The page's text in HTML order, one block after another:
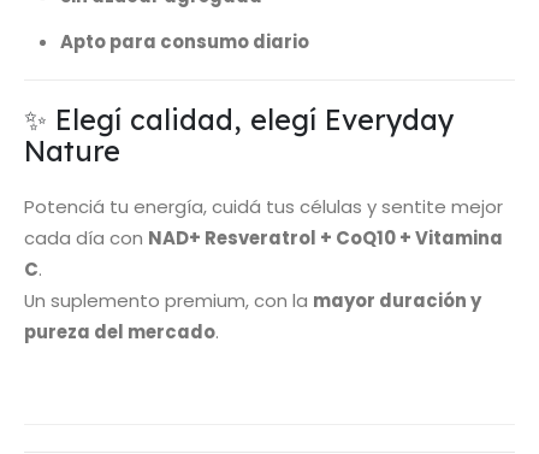
Apto para consumo diario
✨ Elegí calidad, elegí Everyday
Nature
Potenciá tu energía, cuidá tus células y sentite mejor
cada día con NAD+ Resveratrol + CoQ10 + Vitamina
C.
Un suplemento premium, con la mayor duración y
pureza del mercado.